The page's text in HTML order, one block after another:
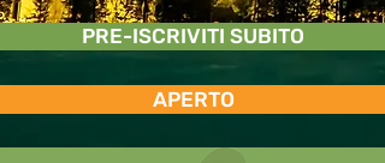
PRE-ISCRIVITI SUBITO
APERTO